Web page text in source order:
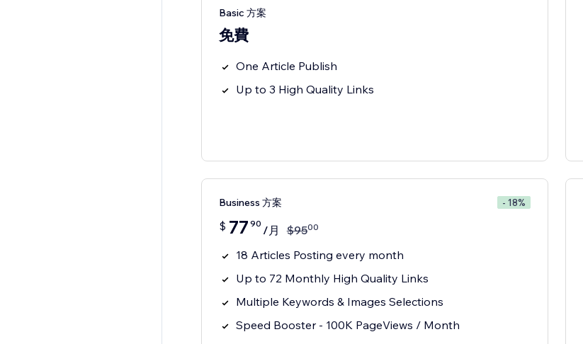
Basic 方案
免費
One Article Publish
Up to 3 High Quality Links
Business 方案 - 18%
$ 77 90 /月 $9500
18 Articles Posting every month
Up to 72 Monthly High Quality Links
Multiple Keywords & Images Selections
Speed Booster - 100K PageViews / Month